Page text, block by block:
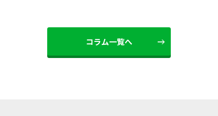
コラム一覧へ